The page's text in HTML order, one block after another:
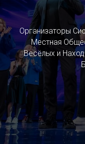
Организаторы
Местная
Весёлых и